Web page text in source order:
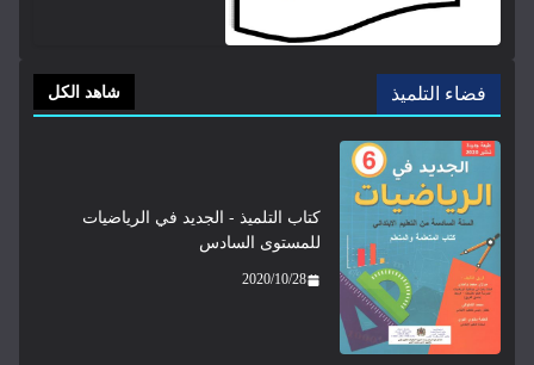
فضاء التلميذ شاهد الكل
كتاب التلميذ - الجديد في الرياضيات
للمستوى السادس
2020/10/28